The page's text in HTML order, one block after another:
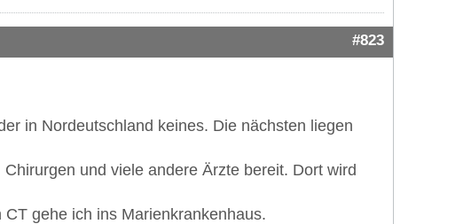
#823
in Nordeutschland keines. Die nächsten liegen
und viele andere Ärzte bereit. Dort wird
gehe ich ins Marienkrankenhaus.